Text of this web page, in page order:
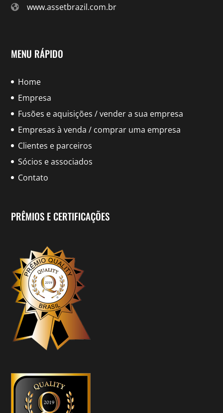
www.assetbrazil.com.br
MENU RÁPIDO
Home
Empresa
Fusões e aquisições / vender a sua empresa
Empresas à venda / comprar uma empresa
Clientes e parceiros
Sócios e associados
Contato
PRÊMIOS E CERTIFICAÇÕES